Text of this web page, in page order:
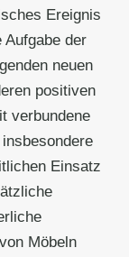
Ereignis
der
neuen
positiven
verbundene
Einsatz
Möbeln